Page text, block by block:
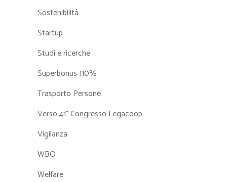
Sostenibilità
Startup
Studi e ricerche
Superbonus 110%
Trasporto Persone
Verso 41° Congresso Legacoop
Vigilanza
WBO
Welfare